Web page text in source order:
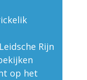
Rijn
op het